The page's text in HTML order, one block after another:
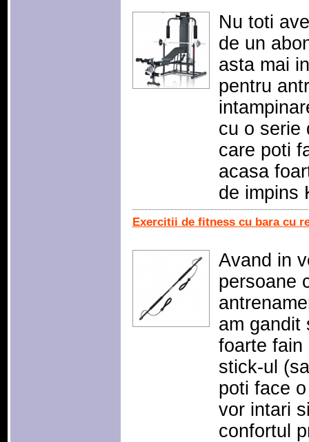
Nu toti
de un
asta mai
pentru
cu o serie
care poti
acasa
de impins
Exercitii de fitness cu bara cu
Avand in
persoane
am gandit
foarte fain
stick-ul
poti face
vor intari
confortul